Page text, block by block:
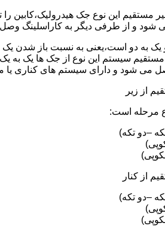
مستقیم این نوع جک
و از طرفی دیگر به کاراسلینگ
و یک به دو است،یعنی به نسبت باز شدن
سیستم این نوع از جک ها یک به
می شود و دارای سیستم های کناری
از زیر
مرحله است:
–دو تکه)
از کنار
–دو تکه)